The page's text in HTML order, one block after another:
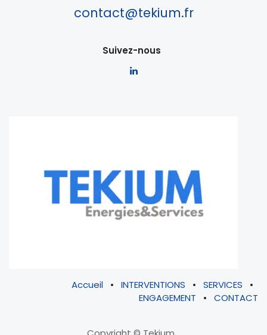
contact@tekium.fr
Suivez-nous
Accueil • INTERVENTIONS • SERVICES
•
ENGAGEMENT
• CONTACT